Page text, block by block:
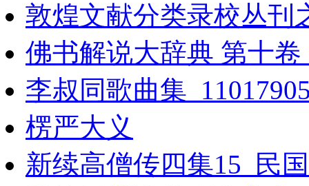
敦煌文献分类录校丛刊
佛书解说大辞典 第十卷
李叔同歌曲集
楞严大义
新续高僧传四集15_民